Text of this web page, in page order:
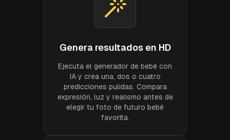
Genera resultados en HD
Ejecuta el generador de bebé con
IA y crea una, dos o cuatro
predicciones pulidas. Compara
expresión, luz y realismo antes de
elegir tu foto de futuro bebé
favorita.